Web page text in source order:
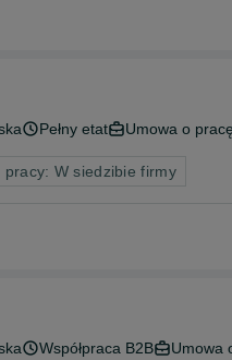
Pełny etat Umowa o
pracy: W siedzibie firmy
Współpraca B2B Umowa